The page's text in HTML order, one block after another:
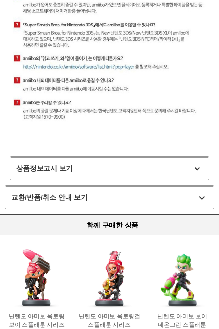
상품정보고시 보기
교환/반품/취소 안내 보기
함께 구매한 상품
닌텐도 아미보 옥토링
보이 스플래툰 시리즈
닌텐도 아미보 옥토링걸
스플래툰 시리즈
닌텐도 아미보 보이
네온그린 스플래툰